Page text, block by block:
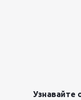
Узнавайте